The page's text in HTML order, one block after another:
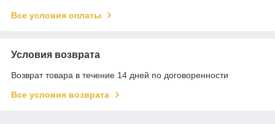
Все условия оплаты
Условия возврата
Возврат товара в течение 14 дней по договоренности
Все условия возврата